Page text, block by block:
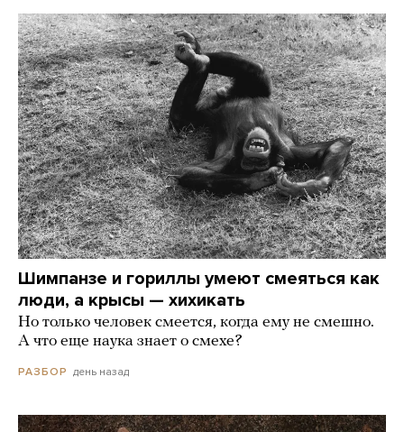
Шимпанзе и гориллы умеют смеяться как
люди, а крысы — хихикать
Но только человек смеется, когда ему не смешно.
А что еще наука знает о смехе?
РАЗБОР день назад